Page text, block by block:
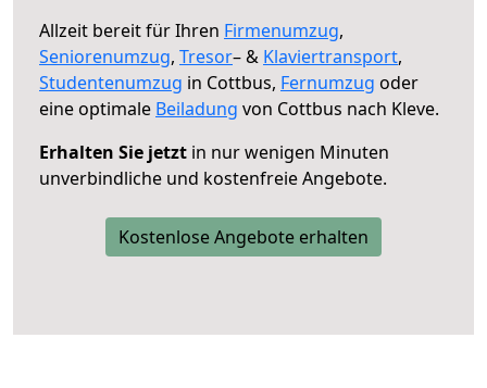
Allzeit bereit für Ihren Firmenumzug,
Seniorenumzug, Tresor– & Klaviertransport,
Studentenumzug in Cottbus, Fernumzug oder
eine optimale Beiladung von Cottbus nach Kleve.
Erhalten Sie jetzt in nur wenigen Minuten
unverbindliche und kostenfreie Angebote.
Kostenlose Angebote erhalten